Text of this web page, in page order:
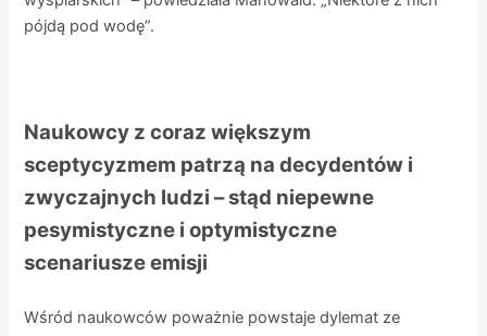
pójdą pod wodę”.
Naukowcy z coraz większym
sceptycyzmem patrzą na decydentów i
zwyczajnych ludzi – stąd niepewne
pesymistyczne i optymistyczne
scenariusze emisji
Wśród naukowców poważnie powstaje dylemat ze